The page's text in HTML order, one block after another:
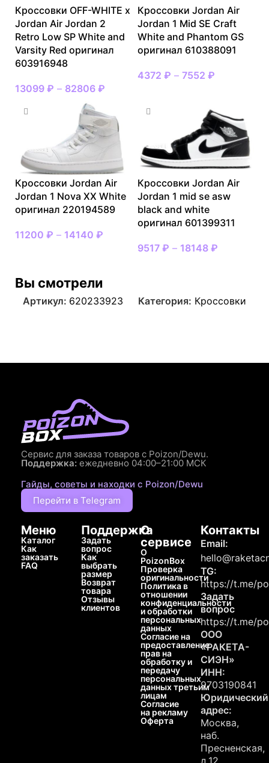
Кроссовки OFF-WHITE x
Jordan Air Jordan 2
Retro Low SP White and
Varsity Red оригинал
603916948
13099 ₽ – 82806 ₽
Кроссовки Jordan Air
Jordan 1 Mid SE Craft
White and Phantom GS
оригинал 610388091
4372 ₽ – 7552 ₽
Кроссовки Jordan Air
Jordan 1 Nova XX White
оригинал 220194589
11200 ₽ – 14140 ₽
Кроссовки Jordan Air
Jordan 1 mid se asw
black and white
оригинал 601399311
9517 ₽ – 18148 ₽
Вы смотрели
Артикул: 620233923 Категория: Кроссовки
Сервис для заказа товаров с Poizon/Dewu.
Поддержка: ежедневно 04:00–21:00 МСК
Гайды, советы и находки с Poizon/Dewu
Перейти в Telegram
Меню
Каталог
Как
заказать
FAQ
Поддержка
Задать
вопрос
Как
выбрать
размер
Возврат
товара
Отзывы
клиентов
О
сервисе
О
PoizonBox
Проверка
оригинальности
Политика в
отношении
конфиденциальности
и обработки
персональных
данных
Согласие на
предоставление
прав на
обработку и
передачу
персональных
данных третьим
лицам
Согласие
на рекламу
Оферта
Контакты
Email:
TG:
https://t.me/
Задать
вопрос
https://t.me/
ООО
«РАКЕТА-
СИЭН»
ИНН:
9703190841
Юридический
адрес:
Москва,
наб.
Пресненская,
д.12,